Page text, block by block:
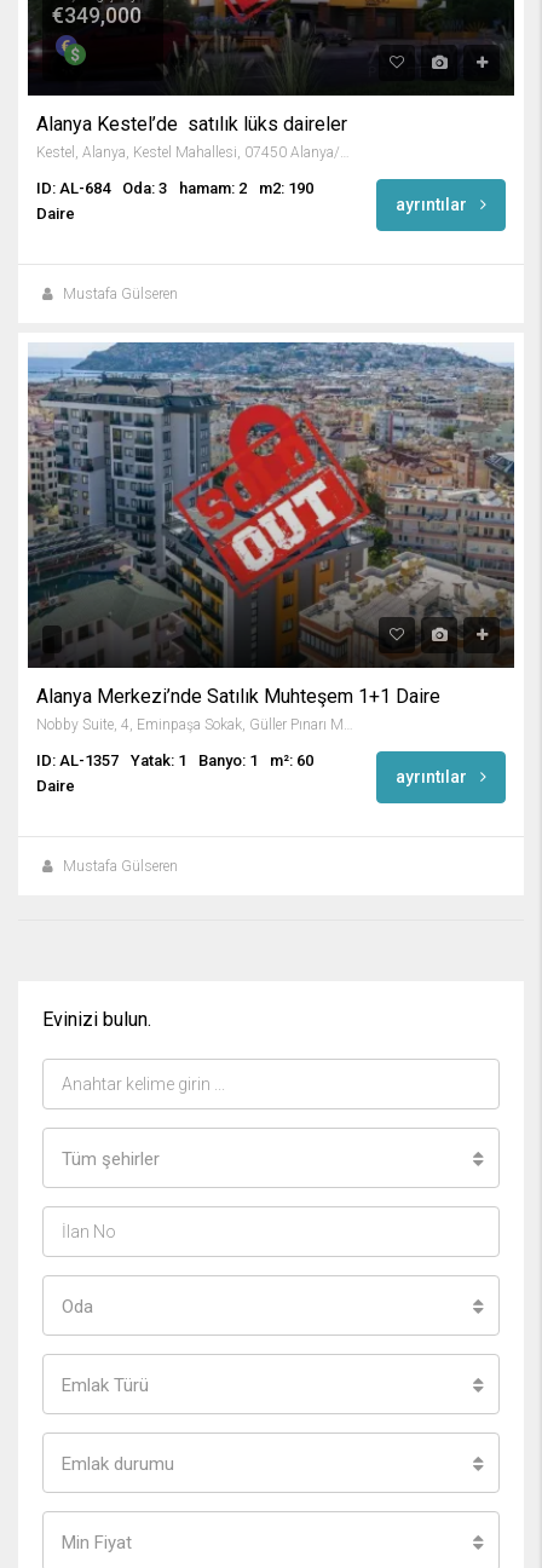
€349,000
Alanya Kestel’de satılık lüks daireler
ID: AL-684 Oda: 3 hamam: 2
m2: 190
Daire
ayrıntılar
Mustafa Gülseren
Alanya Merkezi’nde Satılık Muhteşem 1+1 Daire
Nobby Suite, 4, Eminpaşa Sokak, Güller Pınarı Mahallesi, Alanya, Antalya, Akdeniz Bölgesi, 07400, Türkiye
ID: AL-1357 Yatak: 1 Banyo: 1
m²: 60
Daire
ayrıntılar
Mustafa Gülseren
Evinizi bulun.
Tüm şehirler
Oda
Emlak Türü
Emlak durumu
Min Fiyat